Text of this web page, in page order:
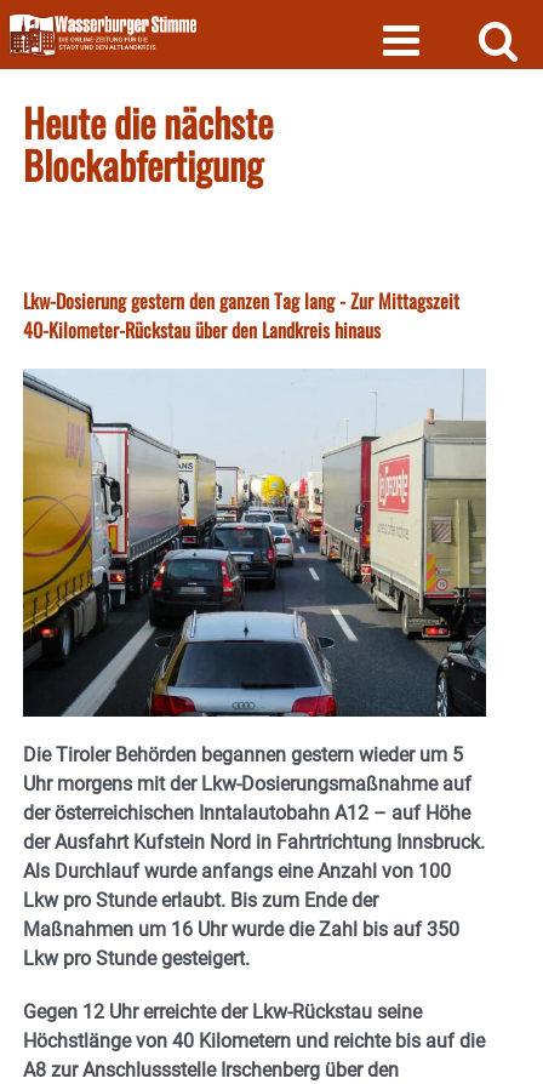
Skip
to
content
Heute die nächste
Blockabfertigung
Lkw-Dosierung gestern den ganzen Tag lang - Zur Mittagszeit
40-Kilometer-Rückstau über den Landkreis hinaus
Die Tiroler Behörden begannen gestern wieder um 5
Uhr morgens mit der Lkw-Dosierungsmaßnahme auf
der österreichischen Inntalautobahn A12 – auf Höhe
der Ausfahrt Kufstein Nord in Fahrtrichtung Innsbruck.
Als Durchlauf wurde anfangs eine Anzahl von 100
Lkw pro Stunde erlaubt. Bis zum Ende der
Maßnahmen um 16 Uhr wurde die Zahl bis auf 350
Lkw pro Stunde gesteigert.
Gegen 12 Uhr erreichte der Lkw-Rückstau seine
Höchstlänge von 40 Kilometern und reichte bis auf die
A8 zur Anschlussstelle Irschenberg über den